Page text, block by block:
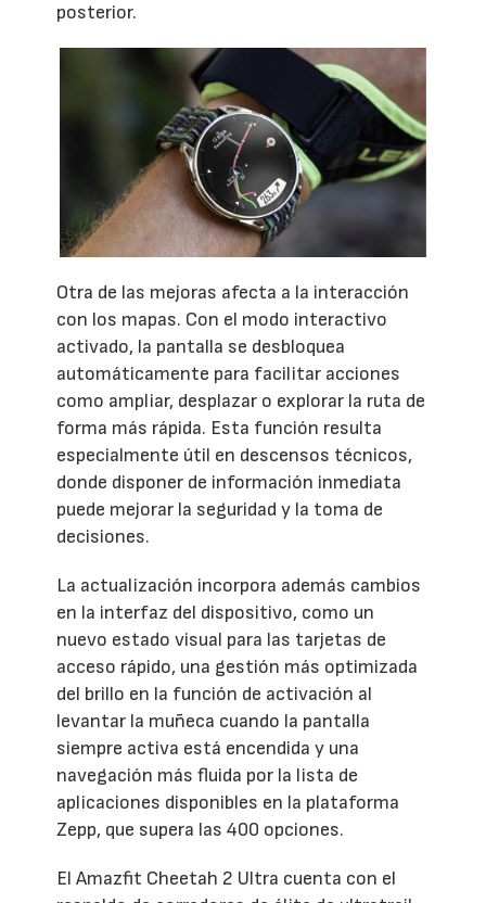
posterior.
Otra de las mejoras afecta a la interacción
con los mapas. Con el modo interactivo
activado, la pantalla se desbloquea
automáticamente para facilitar acciones
como ampliar, desplazar o explorar la ruta de
forma más rápida. Esta función resulta
especialmente útil en descensos técnicos,
donde disponer de información inmediata
puede mejorar la seguridad y la toma de
decisiones.
La actualización incorpora además cambios
en la interfaz del dispositivo, como un
nuevo estado visual para las tarjetas de
acceso rápido, una gestión más optimizada
del brillo en la función de activación al
levantar la muñeca cuando la pantalla
siempre activa está encendida y una
navegación más fluida por la lista de
aplicaciones disponibles en la plataforma
Zepp, que supera las 400 opciones.
El Amazfit Cheetah 2 Ultra cuenta con el